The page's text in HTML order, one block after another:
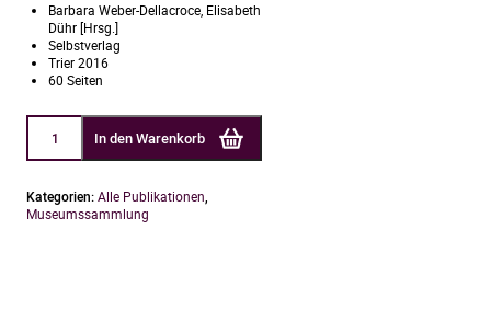
Barbara Weber-Dellacroce, Elisabeth
Dühr [Hrsg.]
Selbstverlag
Trier 2016
60 Seiten
Gewebte
Kostbarkeiten.
Koptische
im
Stadtmuseum
In den Warenkorb
Kategorien:Alle Publikationen
Museumssammlung